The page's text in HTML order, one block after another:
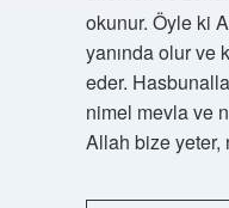
okunur. Öyle ki
yanında olur ve
eder.
nimel mevla ve
Allah bize